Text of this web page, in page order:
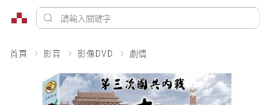
首頁 影音 影像DVD 劇情